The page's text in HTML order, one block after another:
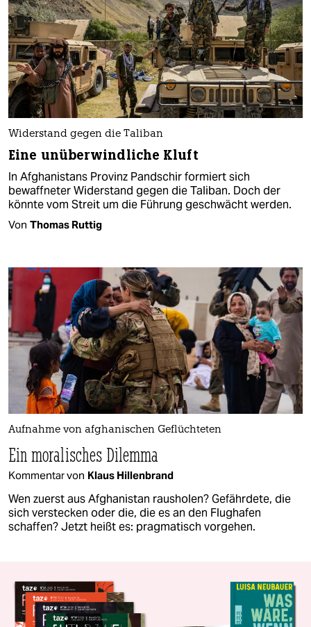
Widerstand gegen die Taliban
Eine unüberwindliche Kluft
In Afghanistans Provinz Pandschir formiert sich
bewaffneter Widerstand gegen die Taliban. Doch der
könnte vom Streit um die Führung geschwächt werden.
Von Thomas Ruttig
Aufnahme von afghanischen Geflüchteten
Ein moralisches Dilemma
Kommentar von Klaus Hillenbrand
Wen zuerst aus Afghanistan rausholen? Gefährdete, die
sich verstecken oder die, die es an den Flughafen
schaffen? Jetzt heißt es: pragmatisch vorgehen.